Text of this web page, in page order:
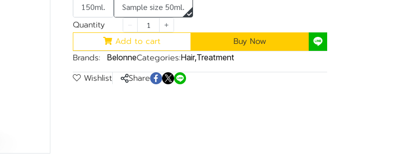
150ml. Sample size 50ml.
Quantity
Add to cart
Buy Now
Brands:
BelonneCategories:Hair,Treatment
Wishlist Share